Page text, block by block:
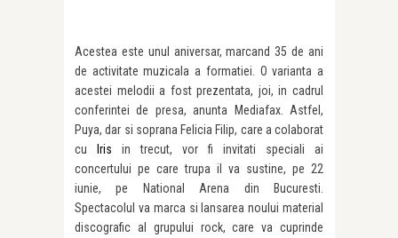
Acestea este unul aniversar, marcand 35 de ani
de activitate muzicala a formatiei. O varianta a
acestei melodii a fost prezentata, joi, in cadrul
conferintei de presa, anunta Mediafax. Astfel,
Puya, dar si soprana Felicia Filip, care a colaborat
cu Iris in trecut, vor fi invitati speciali ai
concertului pe care trupa il va sustine, pe 22
iunie, pe National Arena din Bucuresti.
Spectacolul va marca si lansarea noului material
discografic al grupului rock, care va cuprinde